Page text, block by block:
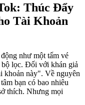
Thúc Đẩy
Tài Khoản
như một tấm vé
lọc. Đối với khán giả
khoản này". Về nguyên
bạn có bao nhiêu
thích. Nhưng mọi